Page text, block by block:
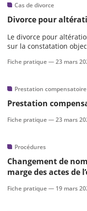
Cas de divorce
Divorce pour
Le divorce pour
sur la constatation
Fiche pratique —23 mars
Prestation compensatoire
Prestation
Fiche pratique —23 mars
Procédures
Changement de
marge des actes de
Fiche pratique — 19 mars